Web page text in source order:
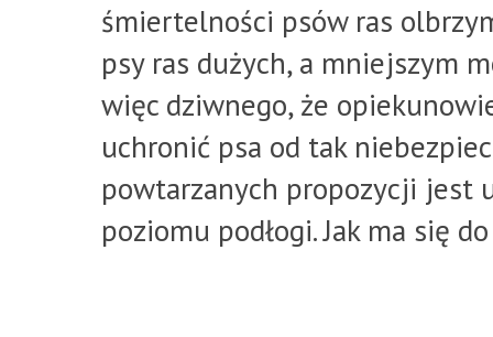
śmiertelności psów ras
psy ras dużych, a mniejszym
więc dziwnego, że
uchronić psa od tak
powtarzanych propozycji jest
poziomu podłogi. Jak ma się